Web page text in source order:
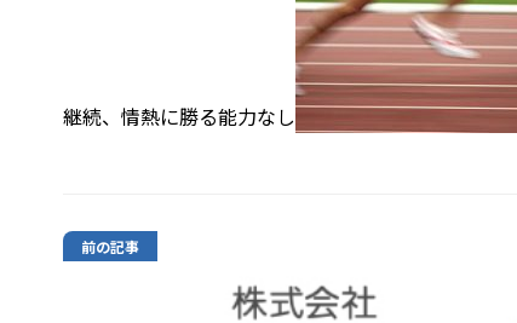
継続、情熱に勝る能力なし
前の記事